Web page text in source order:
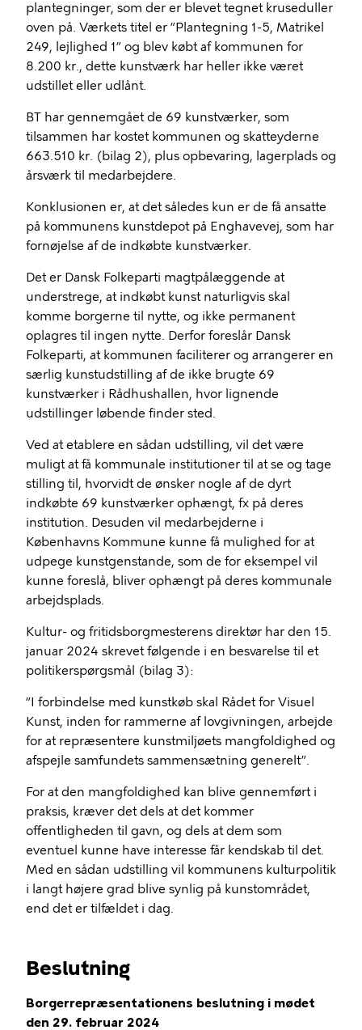
plantegninger, som der er blevet tegnet kruseduller
oven på. Værkets titel er ”Plantegning 1-5, Matrikel
249, lejlighed 1” og blev købt af kommunen for
8.200 kr., dette kunstværk har heller ikke været
udstillet eller udlånt.
BT har gennemgået de 69 kunstværker, som
tilsammen har kostet kommunen og skatteyderne
663.510 kr. (bilag 2), plus opbevaring, lagerplads og
årsværk til medarbejdere.
Konklusionen er, at det således kun er de få ansatte
på kommunens kunstdepot på Enghavevej, som har
fornøjelse af de indkøbte kunstværker.
Det er Dansk Folkeparti magtpålæggende at
understrege, at indkøbt kunst naturligvis skal
komme borgerne til nytte, og ikke permanent
oplagres til ingen nytte. Derfor foreslår Dansk
Folkeparti, at kommunen faciliterer og arrangerer en
særlig kunstudstilling af de ikke brugte 69
kunstværker i Rådhushallen, hvor lignende
udstillinger løbende finder sted.
Ved at etablere en sådan udstilling, vil det være
muligt at få kommunale institutioner til at se og tage
stilling til, hvorvidt de ønsker nogle af de dyrt
indkøbte 69 kunstværker ophængt, fx på deres
institution. Desuden vil medarbejderne i
Københavns Kommune kunne få mulighed for at
udpege kunstgenstande, som de for eksempel vil
kunne foreslå, bliver ophængt på deres kommunale
arbejdsplads.
Kultur- og fritidsborgmesterens direktør har den 15.
januar 2024 skrevet følgende i en besvarelse til et
politikerspørgsmål (bilag 3):
”I forbindelse med kunstkøb skal Rådet for Visuel
Kunst, inden for rammerne af lovgivningen, arbejde
for at repræsentere kunstmiljøets mangfoldighed og
afspejle samfundets sammensætning generelt”.
For at den mangfoldighed kan blive gennemført i
praksis, kræver det dels at det kommer
offentligheden til gavn, og dels at dem som
eventuel kunne have interesse får kendskab til det.
Med en sådan udstilling vil kommunens kulturpolitik
i langt højere grad blive synlig på kunstområdet,
end det er tilfældet i dag.
Beslutning
Borgerrepræsentationens beslutning i mødet
den 29. februar 2024